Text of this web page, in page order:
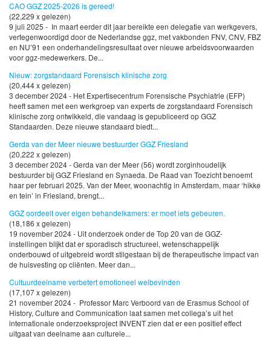
CAO GGZ 2025-2026 is gereed!
(22,229 x gelezen)
9 juli 2025 - In maart eerder dit jaar bereikte een delegatie van werkgevers,
vertegenwoordigd door de Nederlandse ggz, met vakbonden FNV, CNV, FBZ
en NU’91 een onderhandelingsresultaat over nieuwe arbeidsvoorwaarden
voor ggz-medewerkers. De...
Nieuw: zorgstandaard Forensisch klinische zorg
(20,444 x gelezen)
3 december 2024 - Het Expertisecentrum Forensische Psychiatrie (EFP)
heeft samen met een werkgroep van experts de zorgstandaard Forensisch
klinische zorg ontwikkeld, die vandaag is gepubliceerd op GGZ
Standaarden. Deze nieuwe standaard biedt...
Gerda van der Meer nieuwe bestuurder GGZ Friesland
(20,222 x gelezen)
3 december 2024 - Gerda van der Meer (56) wordt zorginhoudelijk
bestuurder bij GGZ Friesland en Synaeda. De Raad van Toezicht benoemt
haar per februari 2025. Van der Meer, woonachtig in Amsterdam, maar ‘hikke
en tein’ in Friesland, brengt...
GGZ oordeelt over eigen behandelkamers: er moet iets gebeuren.
(18,186 x gelezen)
19 november 2024 - Uit onderzoek onder de Top 20 van de GGZ-
instellingen blijkt dat er sporadisch structureel, wetenschappelijk
onderbouwd of uitgebreid wordt stilgestaan bij de therapeutische impact van
de huisvesting op cliënten. Meer dan...
Cultuurdeelname verbetert emotioneel welbevinden
(17,107 x gelezen)
21 november 2024 - Professor Marc Verboord van de Erasmus School of
History, Culture and Communication laat samen met collega’s uit het
internationale onderzoeksproject INVENT zien dat er een positief effect
uitgaat van deelname aan culturele...